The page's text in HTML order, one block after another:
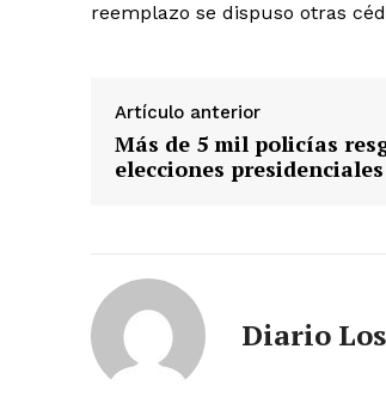
reemplazo se dispuso otras
Artículo anterior
Más de 5 mil policías
elecciones
Diario